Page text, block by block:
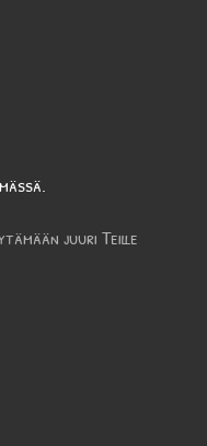
juuri Teille